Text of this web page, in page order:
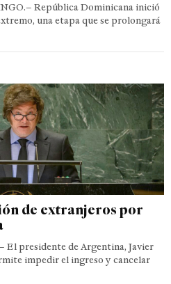
República Dominicana inició
una etapa que se prolongará
de extranjeros por
presidente de Argentina, Javier
impedir el ingreso y cancelar